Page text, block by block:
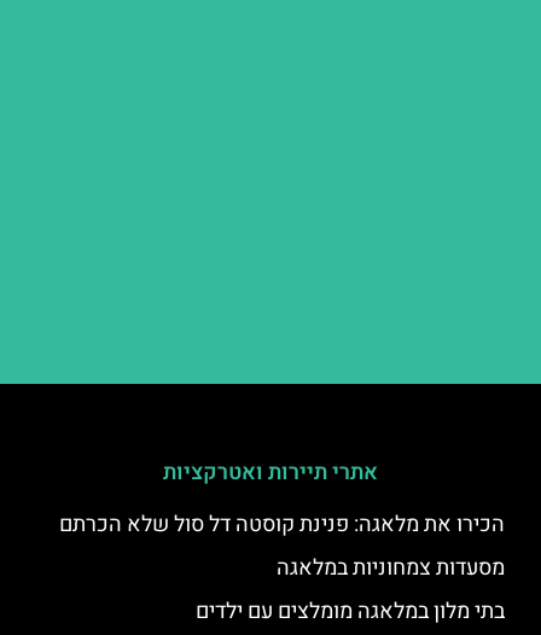
אתרי תיירות ואטרקציות
הכירו את מלאגה: פנינת קוסטה דל סול שלא הכרתם
מסעדות צמחוניות במלאגה
בתי מלון במלאגה מומלצים עם ילדים